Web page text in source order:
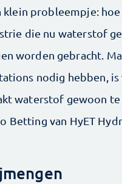
klein probleempje:
die nu waterstof
worden gebracht.
nodig hebben,
waterstof gewoon te
Betting van HyET